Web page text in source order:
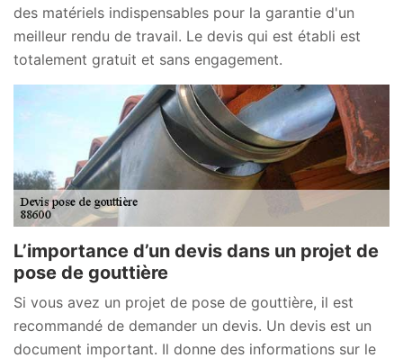
des matériels indispensables pour la garantie d'un
meilleur rendu de travail. Le devis qui est établi est
totalement gratuit et sans engagement.
L’importance d’un devis dans un projet de
pose de gouttière
Si vous avez un projet de pose de gouttière, il est
recommandé de demander un devis. Un devis est un
document important. Il donne des informations sur le